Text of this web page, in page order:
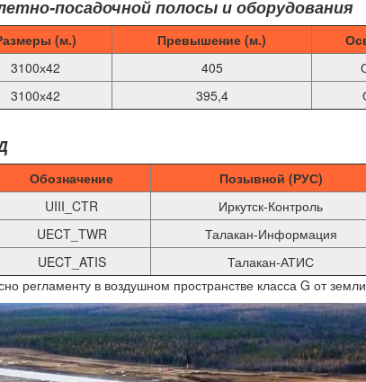
посадочной полосы и оборудования
(м.) Превышение (м.)
3100х42 405
3100х42 395,4
Обозначение Позывной (РУС)
UIII_CTR Иркутск-Контроль
UECT_TWR Талакан-Информация
UECT_ATIS Талакан-АТИС
регламенту в воздушном пространстве класса G от